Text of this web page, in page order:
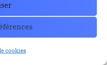
cookiesde Gagner de l’Argent